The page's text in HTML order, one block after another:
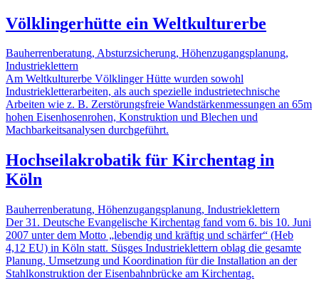
Völklingerhütte ein Weltkulturerbe
Bauherrenberatung, Absturzsicherung, Höhenzugangsplanung,
Industrieklettern
Am Weltkulturerbe Völklinger Hütte wurden sowohl
Industriekletterarbeiten, als auch spezielle industrietechnische
Arbeiten wie z. B. Zerstörungsfreie Wandstärkenmessungen an 65m
hohen Eisenhosenrohen, Konstruktion und Blechen und
Machbarkeitsanalysen durchgeführt.
Hochseilakrobatik für Kirchentag in
Köln
Bauherrenberatung, Höhenzugangsplanung, Industrieklettern
Der 31. Deutsche Evangelische Kirchentag fand vom 6. bis 10. Juni
2007 unter dem Motto „lebendig und kräftig und schärfer“ (Heb
4,12 EU) in Köln statt. Süsges Industrieklettern oblag die gesamte
Planung, Umsetzung und Koordination für die Installation an der
Stahlkonstruktion der Eisenbahnbrücke am Kirchentag.